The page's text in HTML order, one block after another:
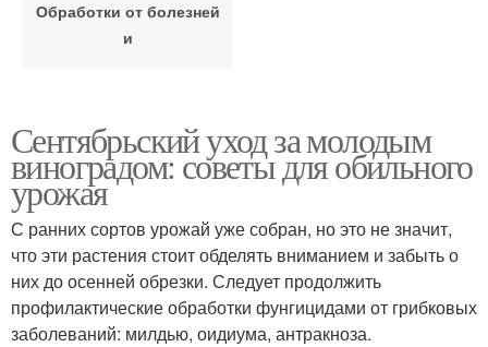
Обработки от болезней
и
Сентябрьский уход за молодым
виноградом: советы для обильного
урожая
С ранних сортов урожай уже собран, но это не значит,
что эти растения стоит обделять вниманием и забыть о
них до осенней обрезки. Следует продолжить
профилактические обработки фунгицидами от грибковых
заболеваний: милдью, оидиума, антракноза.